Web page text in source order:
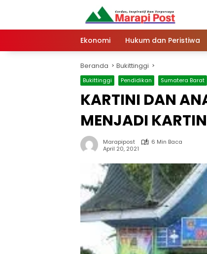
Ekonomi Hukum dan Peristiwa
Beranda Bukittinggi
Bukittinggi Pendidikan Sumatera Barat
KARTINI DAN
MENJADI
Marapipost
6 Min Baca
April 20, 2021